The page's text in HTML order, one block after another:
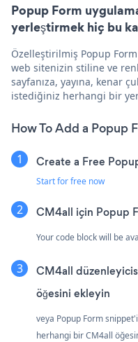
Popup Form
yerleştirmek hiç bu
Özelleştirilmiş Popup
web sitenizin stiline ve
sayfanıza, yayına, kenar
istediğiniz herhangi bir
How To Add a Popup
Create a Free
Start for free now
CM4all için Popup
Your code block will be
CM4all
öğesini ekleyin
veya Popup Form
herhangi bir CM4all